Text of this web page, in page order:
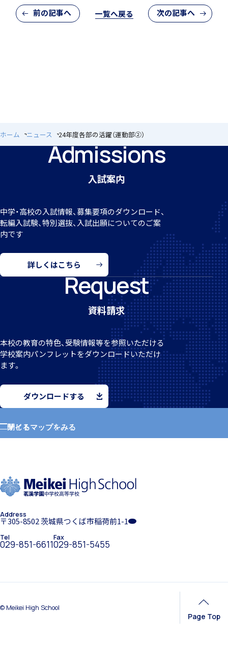
前の記事へ 一覧へ戻る 次の記事へ
ホーム ニュース 24年度各部の活躍（運動部②）
Admissions
入試案内
中学・高校の入試情報、募集要項のダウンロード、
転編入試験、特別選抜、入試出願についてのご案
内です
詳しくはこちら
Request
資料請求
本校の教育の特色、受験情報等を参照いただける
学校案内パンフレットをダウンロードいただけ
ます。
ダウンロードする
サイトマップをみる
閉じる
学校長挨拶
Address
〒305-8502 茨城県つくば市稲荷前1-1
Tel
029-851-6611
Fax
029-851-5455
© Meikei High School
Page Top
クラブ活動
国際教育
希望制海外研修制度
帰国生支援
海外からの留学生受け入れ
入試案内
中学入試情報
高校入試情報